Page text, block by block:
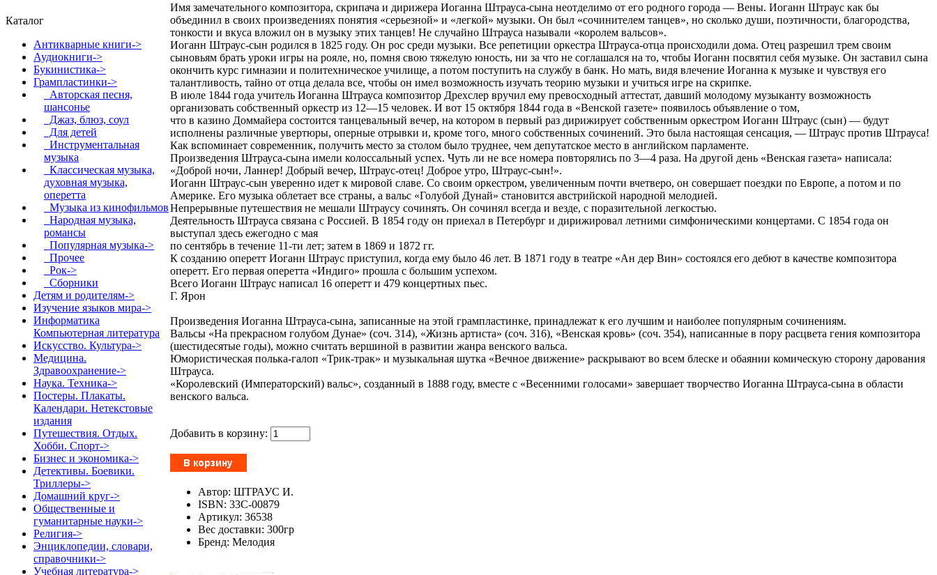
Каталог
Антикварные книги->
Аудиокниги->
Букинистика->
Грампластинки->
Авторская песня,
шансонье
Джаз, блюз, соул
Для детей
Инструментальная
музыка
Классическая музыка,
духовная музыка,
оперетта
Музыка из кинофильмов
Народная музыка,
романсы
Популярная музыка->
Прочее
Рок->
Сборники
Детям и родителям->
Изучение языков мира->
Информатика
Компьютерная литература
Искусство. Культура->
Медицина.
Здравоохранение->
Наука. Техника->
Постеры. Плакаты.
Календари. Нетекстовые
издания
Путешествия. Отдых.
Хобби. Спорт->
Бизнес и экономика->
Детективы. Боевики.
Триллеры->
Домашний круг->
Общественные и
гуманитарные науки->
Религия->
Энциклопедии, словари,
справочники->
Учебная литература->
Имя замечательного композитора, скрипача и дирижера Иоганна Штрауса-сына неотделимо от его родного города — Вены. Иоганн Штраус как бы
объединил в своих произведениях понятия «серьезной» и «легкой» музыки. Он был «сочинителем танцев», но сколько души, поэтичности, благородства,
тонкости и вкуса вложил он в музыку этих танцев! Не случайно Штрауса называли «королем вальсов».
Иоганн Штраус-сын родился в 1825 году. Он рос среди музыки. Все репетиции оркестра Штрауса-отца происходили дома. Отец разрешил трем своим
сыновьям брать уроки игры на рояле, но, помня свою тяжелую юность, ни за что не соглашался на то, чтобы Иоганн посвятил себя музыке. Он заставил сына
окончить курс гимназии и политехническое училище, а потом поступить на службу в банк. Но мать, видя влечение Иоганна к музыке и чувствуя его
талантливость, тайно от отца делала все, чтобы он имел возможность изучать теорию музыки и учиться игре на скрипке.
В июле 1844 года учитель Иоганна Штрауса композитор Дрехслер вручил ему превосходный аттестат, давший молодому музыканту возможность
организовать собственный оркестр из 12—15 человек. И вот 15 октября 1844 года в «Венской газете» появилось объявление о том,
что в казино Доммайера состоится танцевальный вечер, на котором в первый раз дирижирует собственным оркестром Иоганн Штраус (сын) — будут
исполнены различные увертюры, оперные отрывки и, кроме того, много собственных сочинений. Это была настоящая сенсация, — Штраус против Штрауса!
Как вспоминает современник, получить место за столом было труднее, чем депутатское место в английском парламенте.
Произведения Штрауса-сына имели колоссальный успех. Чуть ли не все номера повторялись по 3—4 раза. На другой день «Венская газета» написала:
«Доброй ночи, Ланнер! Добрый вечер, Штраус-отец! Доброе утро, Штраус-сын!».
Иоганн Штраус-сын уверенно идет к мировой славе. Со своим оркестром, увеличенным почти вчетверо, он совершает поездки по Европе, а потом и по
Америке. Его музыка облетает все страны, а вальс «Голубой Дунай» становится австрийской народной мелодией.
Непрерывные путешествия не мешали Штраусу сочинять. Он сочинял всегда и везде, с поразительной легкостью.
Деятельность Штрауса связана с Россией. В 1854 году он приехал в Петербург и дирижировал летними симфоническими концертами. С 1854 года он
выступал здесь ежегодно с мая
по сентябрь в течение 11-ти лет; затем в 1869 и 1872 гг.
К созданию оперетт Иоганн Штраус приступил, когда ему было 46 лет. В 1871 году в театре «Ан дер Вин» состоялся его дебют в качестве композитора
оперетт. Его первая оперетта «Индиго» прошла с большим успехом.
Всего Иоганн Штраус написал 16 оперетт и 479 концертных пьес.
Г. Ярон
Произведения Иоганна Штрауса-сына, записанные на этой грампластинке, принадлежат к его лучшим и наиболее популярным сочинениям.
Вальсы «На прекрасном голубом Дунае» (соч. 314), «Жизнь артиста» (соч. 316), «Венская кровь» (соч. 354), написанные в пору расцвета гения композитора
(шестидесятые годы), можно считать вершиной в развитии жанра венского вальса.
Юмористическая полька-галоп «Трик-трак» и музыкальная шутка «Вечное движение» раскрывают во всем блеске и обаянии комическую сторону дарования
Штрауса.
«Королевский (Императорский) вальс», созданный в 1888 году, вместе с «Весенними голосами» завершает творчество Иоганна Штрауса-сына в области
венского вальса.
Добавить в корзину:
Автор: ШТРАУС И.
ISBN: 33С-00879
Артикул: 36538
Вес доставки: 300гр
Бренд: Мелодия